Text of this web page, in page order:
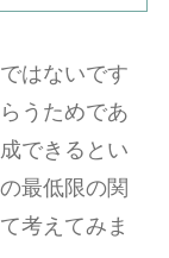
はないです
うためであ
できるとい
最低限の関
考えてみま